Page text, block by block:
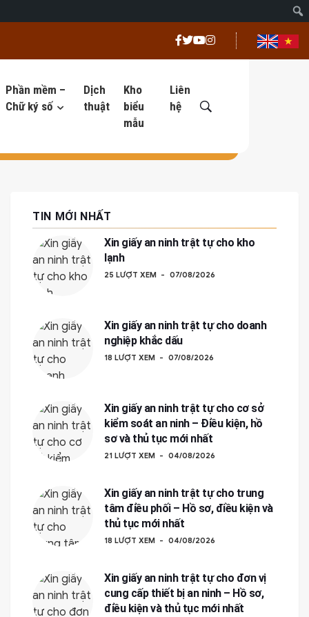
Phần mềm –
Chữ ký số
Dịch
thuật
Kho
biểu
mẫu
Liên
hệ
TIN MỚI NHẤT
Xin giấy an ninh trật tự cho kho
lạnh
25 LƯỢT XEM 07/08/2026
Xin giấy an ninh trật tự cho doanh
nghiệp khắc dấu
18 LƯỢT XEM 07/08/2026
Xin giấy an ninh trật tự cho cơ sở
kiểm soát an ninh – Điều kiện, hồ
sơ và thủ tục mới nhất
21 LƯỢT XEM 04/08/2026
Xin giấy an ninh trật tự cho trung
tâm điều phối – Hồ sơ, điều kiện và
thủ tục mới nhất
18 LƯỢT XEM 04/08/2026
Xin giấy an ninh trật tự cho đơn vị
cung cấp thiết bị an ninh – Hồ sơ,
điều kiện và thủ tục mới nhất